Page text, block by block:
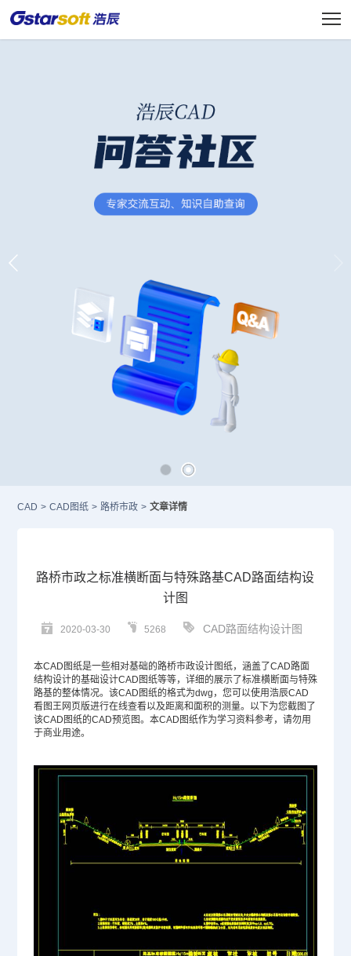
CAD > CAD图纸 > 路桥市政 > 文章详情
路桥市政之标准横断面与特殊路基CAD路面结构设
计图
2020-03-30 5268 CAD路面结构设计图
本CAD图纸是一些相对基础的路桥市政设计图纸，涵盖了CAD路面
结构设计的基础设计CAD图纸等等，详细的展示了标准横断面与特殊
路基的整体情况。该CAD图纸的格式为dwg，您可以使用浩辰CAD
看图王网页版进行在线查看以及距离和面积的测量。以下为您截图了
该CAD图纸的CAD预览图。本CAD图纸作为学习资料参考，请勿用
于商业用途。